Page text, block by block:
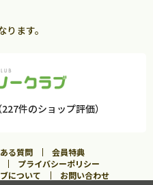
ます。
件のショップ評価）
る質問
会員特典
プライバシーポリシー
について お問い合わせ